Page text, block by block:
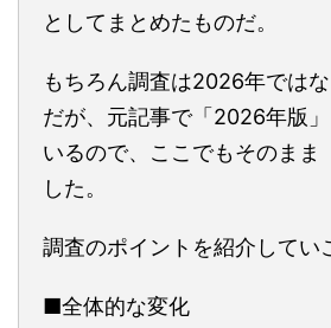
としてまとめたものだ。
もちろん調査は2026年では
だが、元記事で「2026年版
いるので、ここでもそのまま
した。
調査のポイントを紹介してい
■全体的な変化